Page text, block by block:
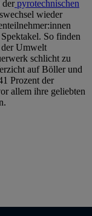
derpyrotechnischen
wieder
So finden
Umwelt
schlicht zu
auf Böller und
Prozent der
allem ihre geliebten